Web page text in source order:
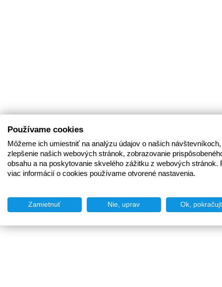
Používame cookies
Môžeme ich umiestniť na analýzu údajov o našich
zlepšenie našich webových stránok, zobrazovanie
obsahu a na poskytovanie skvelého zážitku z webových stránok.
viac informácií o cookies používame otvorené nastavenia.
Zamietnuť Nie, uprav Ok,